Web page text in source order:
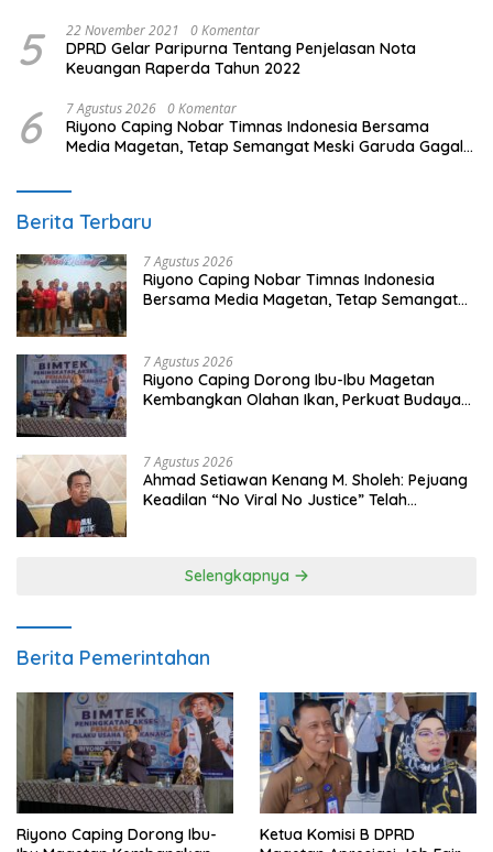
5 22 November 2021 0 Komentar
DPRD Gelar Paripurna Tentang Penjelasan Nota
Keuangan Raperda Tahun 2022
6 7 Agustus 2026 0 Komentar
Riyono Caping Nobar Timnas Indonesia Bersama
Media Magetan, Tetap Semangat Meski Garuda Gagal
Berita Terbaru
7 Agustus 2026
Riyono Caping Nobar Timnas Indonesia
Bersama Media Magetan, Tetap Semangat
7 Agustus 2026
Riyono Caping Dorong Ibu-Ibu Magetan
Kembangkan Olahan Ikan, Perkuat Budaya
7 Agustus 2026
Ahmad Setiawan Kenang M. Sholeh: Pejuang
Keadilan “No Viral No Justice” Telah
Selengkapnya
Berita Pemerintahan
Riyono Caping Dorong Ibu-
Ketua Komisi B DPRD